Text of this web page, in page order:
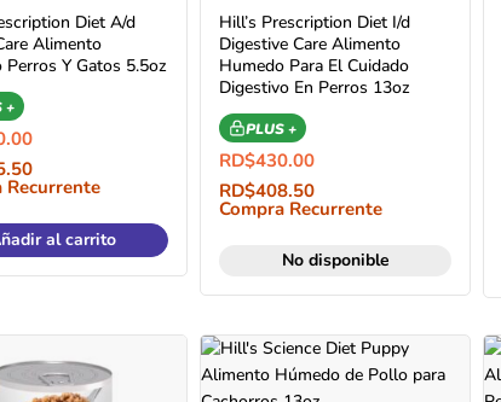
Diet A/d
Alimento
Perros Y Gatos 5.5oz
+
Recurrente
al carrito
Hill’s Prescription Diet I/d
Digestive Care Alimento
Humedo Para El Cuidado
Digestivo En Perros 13oz
PLUS +
RD$430.00
RD$408.50
Compra Recurrente
No disponible